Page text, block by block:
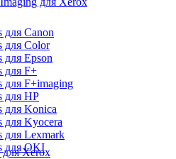
Canon
для Color
Epson
для F+
F+imaging
для HP
для Konica
Kyocera
для Lexmark
для OKI
Xerox